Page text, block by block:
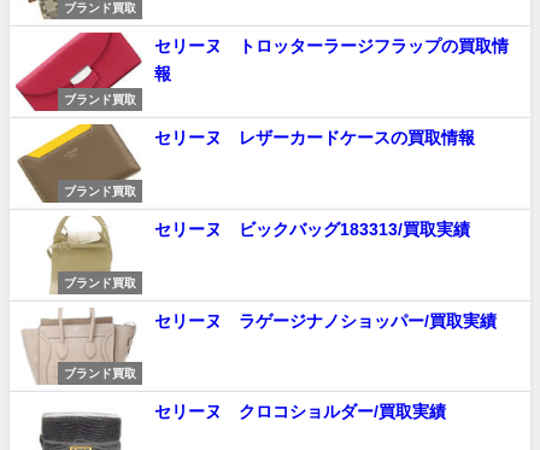
ブランド買取
ブランド買取
セリーヌ トロッターラージフラップの買取情
報
ブランド買取
セリーヌ レザーカードケースの買取情報
ブランド買取
セリーヌ ビックバッグ183313/買取実績
ブランド買取
セリーヌ ラゲージナノショッパー/買取実績
セリーヌ クロコショルダー/買取実績